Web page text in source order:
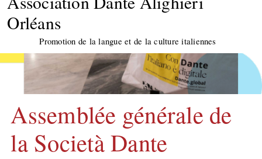
Orléans
Promotion de la langue et de la culture italiennes
Assemblée générale de
la Società Dante